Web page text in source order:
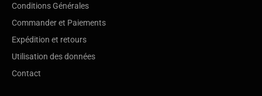
Conditions Générales
Commander et Paiements
Expédition et retours
Utilisation des données
Contact